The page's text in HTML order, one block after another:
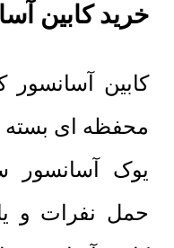
خرید کابین
کابین آسانسور کد 2
محفظه ای بسته
یوک آسانسور
حمل نفرات و